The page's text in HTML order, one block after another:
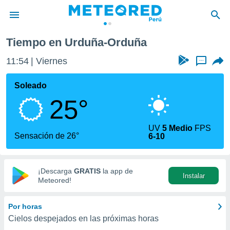
de
ha sido
calidad.
a este
las
y
digital
basada
Tiempo en Urduña-Orduña
11:54 Viernes ...
Soleado
25°
Sensación de 26°
UV5 Medio FPS
6-10
¡Descarga GRATIS la app de
Meteored!
Instalar
Por horas
Cielos despejados en las próximas horas